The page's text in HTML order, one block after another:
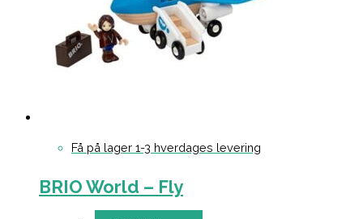
Få på lager 1-3 hverdages levering
BRIO World – Fly